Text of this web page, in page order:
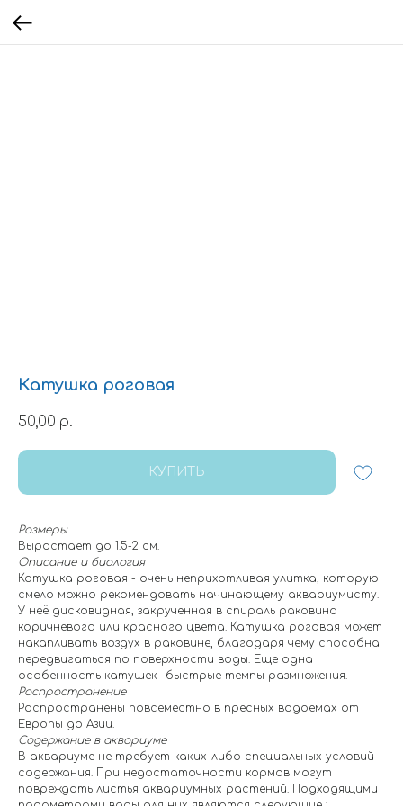
Катушка роговая
50,00 р.
КУПИТЬ
Размеры
Вырастает до 1.5-2 см.
Описание и биология
Катушка роговая - очень неприхотливая улитка, которую
смело можно рекомендовать начинающему аквариумисту.
У неё дисковидная, закрученная в спираль раковина
коричневого или красного цвета. Катушка роговая может
накапливать воздух в раковине, благодаря чему способна
передвигаться по поверхности воды. Еще одна
особенность катушек- быстрые темпы размножения.
Распространение
Распространены повсеместно в пресных водоёмах от
Европы до Азии.
Содержание в аквариуме
В аквариуме не требует каких-либо специальных условий
содержания. При недостаточности кормов могут
повреждать листья аквариумных растений. Подходящими